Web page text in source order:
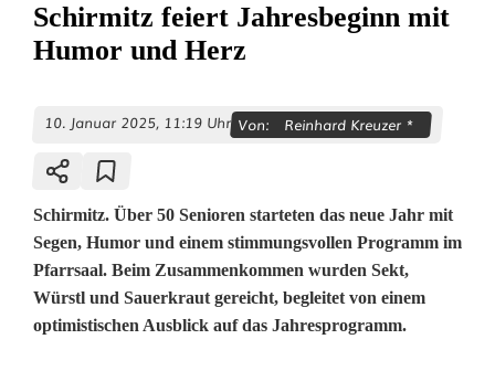
Schirmitz feiert Jahresbeginn mit
Humor und Herz
10. Januar 2025, 11:19 Uhr Von: Reinhard Kreuzer *
Schirmitz. Über 50 Senioren starteten das neue Jahr mit
Segen, Humor und einem stimmungsvollen Programm im
Pfarrsaal. Beim Zusammenkommen wurden Sekt,
Würstl und Sauerkraut gereicht, begleitet von einem
optimistischen Ausblick auf das Jahresprogramm.